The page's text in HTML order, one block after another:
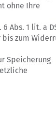
ohne Ihre
1 lit. a
zum
Speicherung